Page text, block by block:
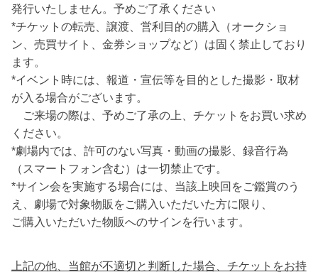
発行いたしません。予めご了承ください
*チケットの転売、譲渡、営利目的の購入（オークショ
ン、売買サイト、金券ショップなど）は固く禁止しており
ます。
*イベント時には、報道・宣伝等を目的とした撮影・取材
が入る場合がございます。
ご来場の際は、予めご了承の上、チケットをお買い求め
ください。
*劇場内では、許可のない写真・動画の撮影、録音行為
（スマートフォン含む）は一切禁止です。
*サイン会を実施する場合には、当該上映回をご鑑賞のう
え、劇場で対象物販をご購入いただいた方に限り、
ご購入いただいた物販へのサインを行います。
上記の他、当館が不適切と判断した場合、チケットをお持